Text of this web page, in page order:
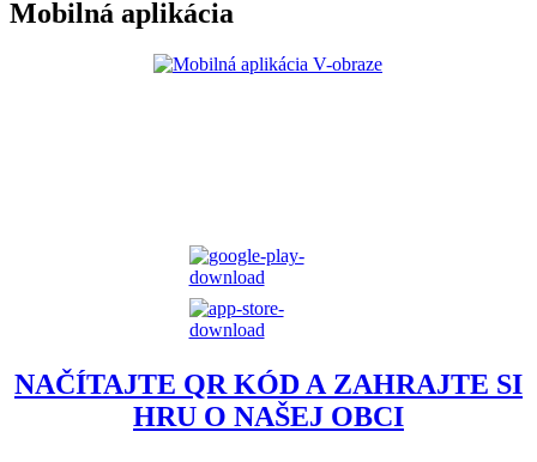
Mobilná aplikácia
NAČÍTAJTE QR KÓD A ZAHRAJTE SI
HRU O NAŠEJ OBCI